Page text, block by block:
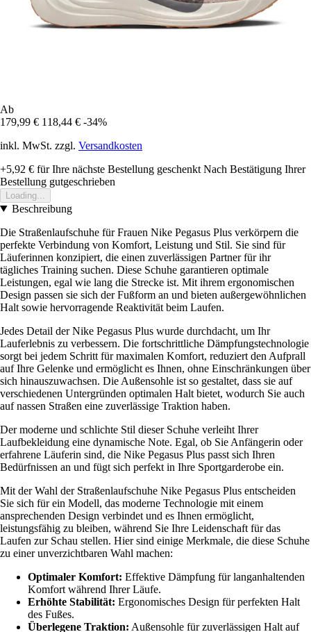
Ab
179,99 € 118,44 € -34%
inkl. MwSt. zzgl. Versandkosten
+5,92 € für Ihre nächste Bestellung geschenkt Nach Bestätigung Ihrer
Bestellung gutgeschrieben
Loading...
Beschreibung
Die Straßenlaufschuhe für Frauen Nike Pegasus Plus verkörpern die
perfekte Verbindung von Komfort, Leistung und Stil. Sie sind für
Läuferinnen konzipiert, die einen zuverlässigen Partner für ihr
tägliches Training suchen. Diese Schuhe garantieren optimale
Leistungen, egal wie lang die Strecke ist. Mit ihrem ergonomischen
Design passen sie sich der Fußform an und bieten außergewöhnlichen
Halt sowie hervorragende Reaktivität beim Laufen.
Jedes Detail der Nike Pegasus Plus wurde durchdacht, um Ihr
Lauferlebnis zu verbessern. Die fortschrittliche Dämpfungstechnologie
sorgt bei jedem Schritt für maximalen Komfort, reduziert den Aufprall
auf Ihre Gelenke und ermöglicht es Ihnen, ohne Einschränkungen über
sich hinauszuwachsen. Die Außensohle ist so gestaltet, dass sie auf
verschiedenen Untergründen optimalen Halt bietet, wodurch Sie auch
auf nassen Straßen eine zuverlässige Traktion haben.
Der moderne und schlichte Stil dieser Schuhe verleiht Ihrer
Laufbekleidung eine dynamische Note. Egal, ob Sie Anfängerin oder
erfahrene Läuferin sind, die Nike Pegasus Plus passt sich Ihren
Bedürfnissen an und fügt sich perfekt in Ihre Sportgarderobe ein.
Mit der Wahl der Straßenlaufschuhe Nike Pegasus Plus entscheiden
Sie sich für ein Modell, das moderne Technologie mit einem
ansprechenden Design verbindet und es Ihnen ermöglicht,
leistungsfähig zu bleiben, während Sie Ihre Leidenschaft für das
Laufen zur Schau stellen. Hier sind einige Merkmale, die diese Schuhe
zu einer unverzichtbaren Wahl machen:
Optimaler Komfort: Effektive Dämpfung für langanhaltenden
Komfort während Ihrer Läufe.
Erhöhte Stabilität: Ergonomisches Design für perfekten Halt
des Fußes.
Überlegene Traktion: Außensohle für zuverlässigen Halt auf